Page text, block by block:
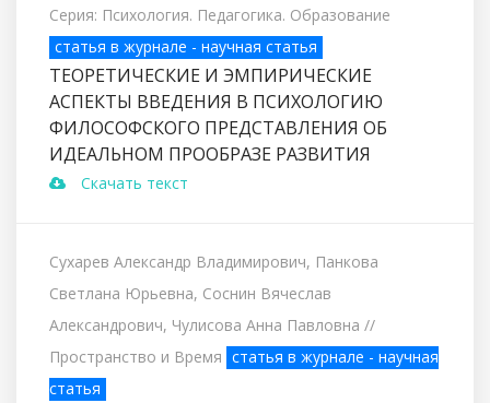
Серия: Психология. Педагогика. Образование
статья в журнале - научная статья
ТЕОРЕТИЧЕСКИЕ И ЭМПИРИЧЕСКИЕ
АСПЕКТЫ ВВЕДЕНИЯ В ПСИХОЛОГИЮ
ФИЛОСОФСКОГО ПРЕДСТАВЛЕНИЯ ОБ
ИДЕАЛЬНОМ ПРООБРАЗЕ РАЗВИТИЯ
Скачать текст
Сухарев Александр Владимирович, Панкова
Светлана Юрьевна, Соснин Вячеслав
Александрович, Чулисова Анна Павловна //
Пространство и Время статья в журнале - научная
статья